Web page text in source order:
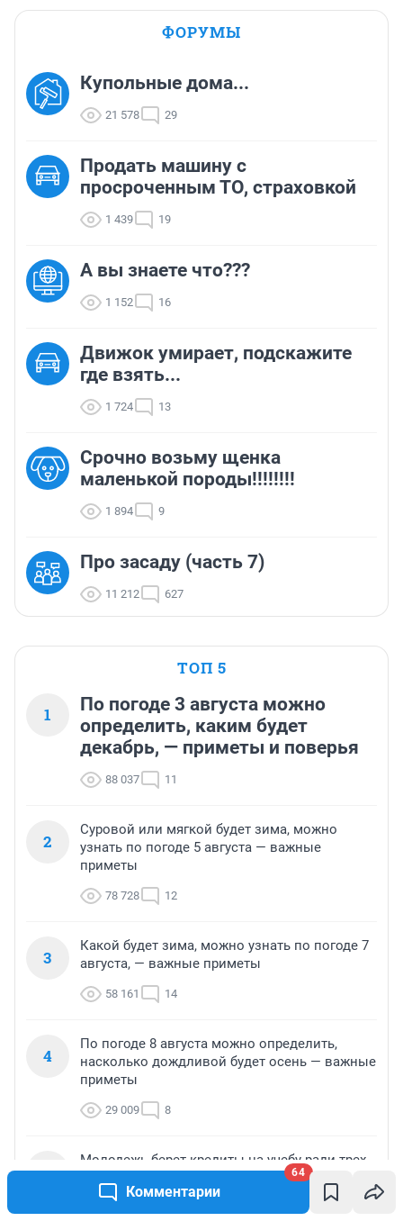
Комментарии
64
ФОРУМЫ
Купольные дома...
21 578 29
Продать машину с
просроченным ТО, страховкой
1 439 19
А вы знаете что???
1 152 16
Движок умирает, подскажите
где взять...
1 724 13
Срочно возьму щенка
маленькой породы!!!!!!!!
1 894 9
Про засаду (часть 7)
11 212 627
ТОП 5
1
По погоде 3 августа можно
определить, каким будет
декабрь, — приметы и поверья
88 037 11
2
Суровой или мягкой будет зима, можно
узнать по погоде 5 августа — важные
приметы
78 728 12
3
Какой будет зима, можно узнать по погоде 7
августа, — важные приметы
58 161 14
4
По погоде 8 августа можно определить,
насколько дождливой будет осень — важные
приметы
29 009 8
5
Молодежь берет кредиты на учебу ради трех
профессий — какие специальности вошли в
список лидеров